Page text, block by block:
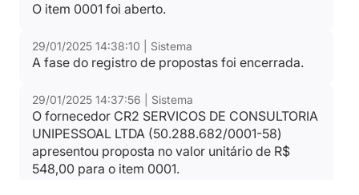
O item 0001 foi aberto.
29/01/2025 14:38:10 | Sistema
A fase do registro de propostas foi encerrada.
29/01/2025 14:37:56 | Sistema
O fornecedor CR2 SERVICOS DE CONSULTORIA
UNIPESSOAL LTDA (50.288.682/0001-58)
apresentou proposta no valor unitário de R$
548,00 para o item 0001.